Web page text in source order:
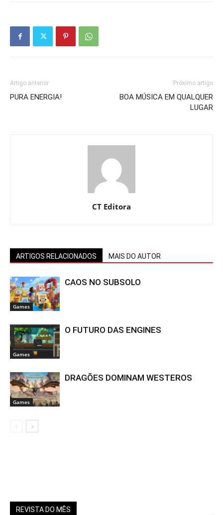
Artigo anterior
PURA ENERGIA!
Próximo artigo
BOA MÚSICA EM QUALQUER
LUGAR
CT Editora
ARTIGOS RELACIONADOS MAIS DO AUTOR
Games
CAOS NO SUBSOLO
Games
O FUTURO DAS ENGINES
Games
DRAGÕES DOMINAM WESTEROS
REVISTA DO MÊS